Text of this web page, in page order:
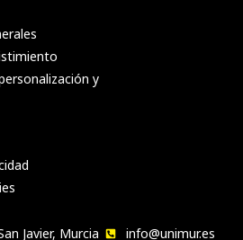
y
Javier, Murcia info@unimur.es